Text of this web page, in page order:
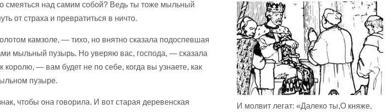
смеяться над самим собой? Ведь ты тоже мыльный
от страха и превратиться в ничто.
камзоле, — тихо, но внятно сказала подоспевшая
мыльный пузырь. Но уверяю вас, господа, — сказала
королю, — вам будет не по себе, когда вы узнаете, как
пузыре.
чтобы она говорила. И вот старая деревенская
И молвит легат: «Далеко ты,О княже,